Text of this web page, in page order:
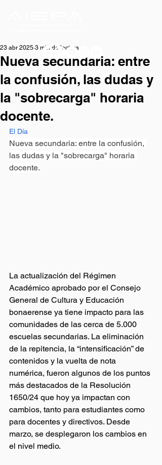
Nueva secundaria: entre
la confusión, las dudas y
la "sobrecarga" horaria
docente.
23 abr 2025 3 min de lectura
El Día
Nueva secundaria: entre la confusión,
las dudas y la "sobrecarga" horaria
docente.
La actualización del Régimen
Académico aprobado por el Consejo
General de Cultura y Educación
bonaerense ya tiene impacto para las
comunidades de las cerca de 5.000
escuelas secundarias. La eliminación
de la repitencia, la “intensificación” de
contenidos y la vuelta de nota
numérica, fueron algunos de los puntos
más destacados de la Resolución
1650/24 que hoy ya impactan con
cambios, tanto para estudiantes como
para docentes y directivos. Desde
marzo, se desplegaron los cambios en
el nivel medio.